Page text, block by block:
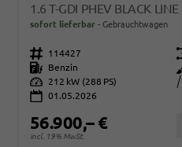
sofort lieferbar Gebrauchtwagen
Fahrzeugnr. 114427
Kraftstoff
Benzin
Leistung
212 kW (288 PS)
01.05.2026
56.900,– €
incl. 19% MwSt.